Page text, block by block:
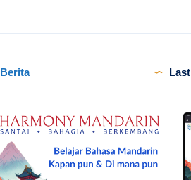
Berita